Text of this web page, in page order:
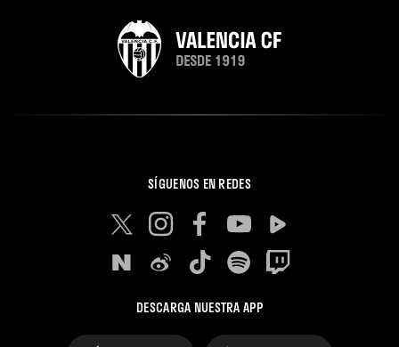
SÍGUENOS EN REDES
DESCARGA NUESTRA APP